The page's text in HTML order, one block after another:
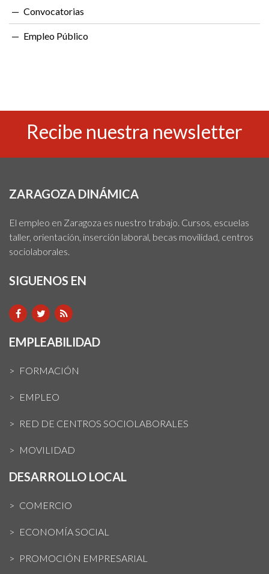
Convocatorias
Empleo Público
Recibe nuestra newsletter
ZARAGOZA DINÁMICA
El empleo en Zaragoza es nuestro trabajo. Cursos, escuelas
taller, orientación, inserción laboral, becas movilidad, centros
sociolaborales.
SIGUENOS EN
EMPLEABILIDAD
FORMACIÓN
EMPLEO
RED DE CENTROS SOCIOLABORALES
MOVILIDAD
DESARROLLO LOCAL
COMERCIO
ECONOMÍA SOCIAL
PROMOCIÓN EMPRESARIAL